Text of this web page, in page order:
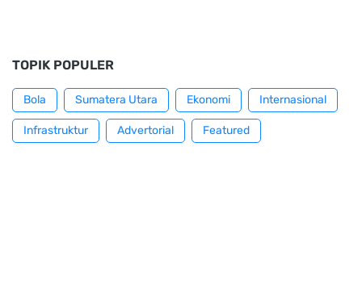
TOPIK POPULER
Bola Sumatera Utara Ekonomi Internasional
Infrastruktur Advertorial Featured